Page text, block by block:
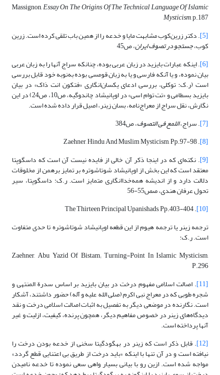
Massignon,Essay On The Origins Of The Technical Language Of Islamic
Mysticism, p.187
[5] . دکتر زرین‌کوب مشابهت مایا و خدعه را از همین باب تلقی کرده است. زرین
کوب،جستجو در تصوف ایران، ص45
[6] . اینکه عبارات بایزید در زبان عربی بوده، چنانکه سراج آنها را به زبان عربی
بیان نموده، و یا آنکه فارسی و یا به زبان قومسی بوده به‌نوبه خود قابل بررسی
است (ر.ک: توکلی، بررسی ادعای یکسان‌انگاری «فتکون انت ذاک» در بیان
بایزید بسطامی و «تت توام اسی» در اوپانیشاد چاندوگیه، ص10، ص24) در این
نگارش، نقل سراج از معراج‌نامه، بسان زینر، اصیل قرار داده شده است.
[7] . سراج،اللمع فی التصوف، ص384
[8]
. Zaehner, Hindu And Muslim Mysticism, Pp.97-98
[9] . نکته‌ای که در اینجا ذکر آن خالی از فایده نیست آن است که داسگوپتا
معتقد است که این بخش از اوپانیشاد شوتاشوتره بر تمایز برهمن از مخلوقات
دلالت دارد و از اندیشه همه‌خداانگاری متمایز است. ر.ک: داسگوپتا، سیر
تحول عرفان هندی، صص55-56
[10]
. The Thirteen Principal Upanishads, Pp.403-404
ترجمه زینر یا ترجمه هیوم از این قطعه اوپانیشاد شوتاشوتره تا حدی متفاوت
است. ر.ک:
Zaehner, Abu Yazid Of Bistam; Turning-Point In Islamic Mysticism,
P.296
[11]
. اصالت اسلامی مفهوم درخت در بیان بایزید بر اساس سدرة المنتهی و
شجره طوبی که در معراج نبی اکرم (صلی الله علیه و آله) حضور داشتند، آشکار
است. نگارنده در موضعی دیگر به تفصیل به اثبات اصالت اسلامی درخت و نقد
دیدگاه‌های زینر در خصوص مفاهیم دیگر، همچون پرنده، کیفیت، ازلیت و غیر
آنها پرداخته است.
[12]
. قابل ذکر است که زینر در بهگودگیتا سخنی از خدعه بودن درخت را
نیافته است و در آن تنها با اینکه «باید درخت از طریق بی اعتنایی قطع گردد»
مواجه شده است. ازین رو با بیانی بسیار واهی سعی نموده تا خدعه نامیدن